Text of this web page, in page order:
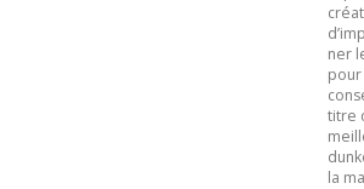
ner
pour
titre
la